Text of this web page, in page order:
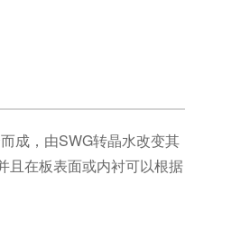
成，由SWG转晶水改变其
且在板表面或内衬可以根据